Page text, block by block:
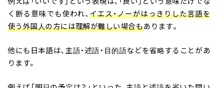
く断る意味でも使われ、 イエス・ノーがはっきりした言語を
使う外国人の方には理解が難しい場合もあります。
他にも日本語は、主語・述語・目的語などを省略することがあ
ります。